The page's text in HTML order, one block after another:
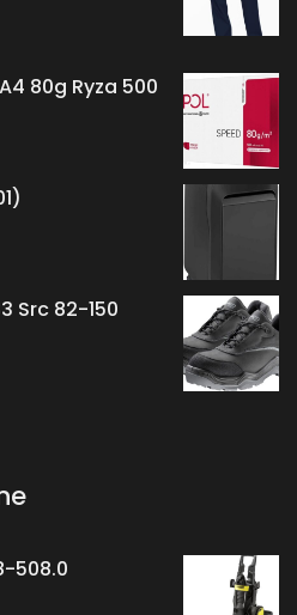
80g Ryza 500
Src 82-150
508.0